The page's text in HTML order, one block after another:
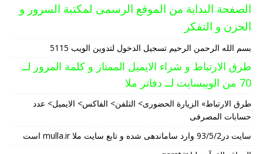
الصفحة البدایة من الموقع الرسمی لمکتبة السرور و
الحزن و التفکر
بسم الله الرحمن الرحیم تسجیل الدخول لتدوین الویب 5115
طرق الارتباط و شراء الایمیل الممتاز و کلمة المرور لــ
70 من الویبسایت لــ دفاتر ملا
طرق الارتباط» الزیارة الحضوری> التلفن> الفاکس> الایمیل> عدد
حسابات المصرفی
سایت در93/5/2 وارد ساماندهی شده و تابع سایت ملا mulla.ir است